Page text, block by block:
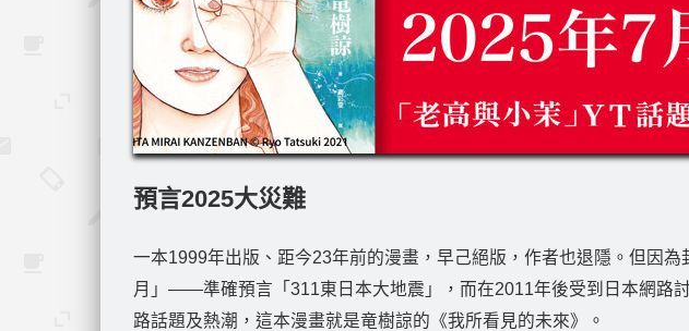
預言2025大災難
一本1999年出版、距今23年前的漫畫，早己絕版，作者也退隱。但因
月」——準確預言「311東日本大地震」，而在2011年後受到日本網路
路話題及熱潮，這本漫畫就是竜樹諒的《我所看見的未來》。